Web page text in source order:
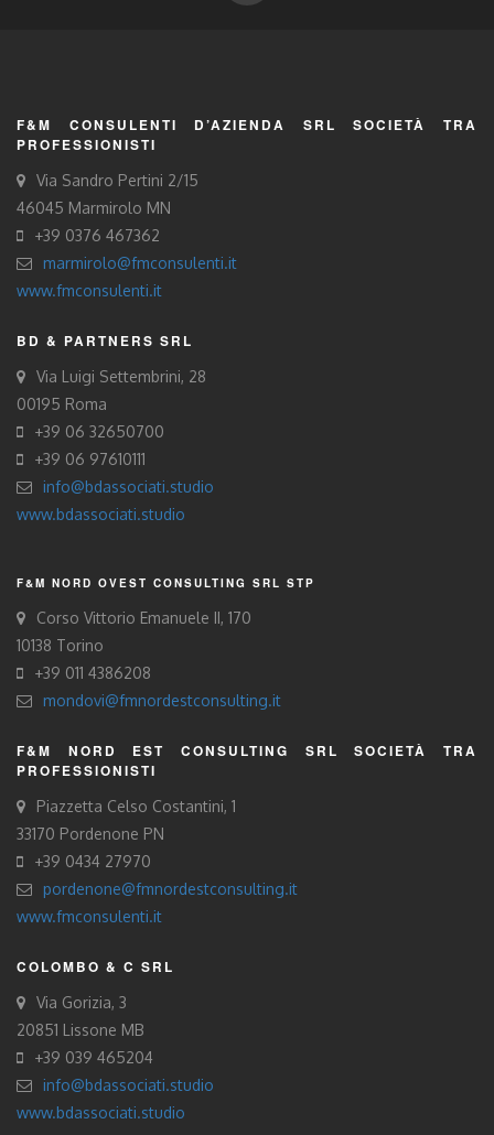
F&M CONSULENTI D’AZIENDA SRL SOCIETÀ TRA
PROFESSIONISTI
Via Sandro Pertini 2/15
46045 Marmirolo MN
+39 0376 467362
marmirolo@fmconsulenti.it
www.fmconsulenti.it
BD & PARTNERS SRL
Via Luigi Settembrini, 28
00195 Roma
+39 06 32650700
+39 06 97610111
info@bdassociati.studio
www.bdassociati.studio
F&M NORD OVEST CONSULTING SRL STP
Corso Vittorio Emanuele II, 170
10138 Torino
+39 011 4386208
mondovi@fmnordestconsulting.it
F&M NORD EST CONSULTING SRL SOCIETÀ TRA
PROFESSIONISTI
Piazzetta Celso Costantini, 1
33170 Pordenone PN
+39 0434 27970
pordenone@fmnordestconsulting.it
www.fmconsulenti.it
COLOMBO & C SRL
Via Gorizia, 3
20851 Lissone MB
+39 039 465204
info@bdassociati.studio
www.bdassociati.studio